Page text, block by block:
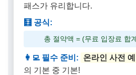
패스가 유리합니다.
🧮 공식:
총 절약액 = (무료 입장료 합
👩‍💻 필수 준비: 온라인 사전
의 기본 중 기본!